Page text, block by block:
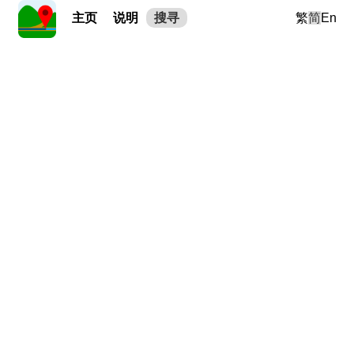
主页 说明 搜寻 繁简En